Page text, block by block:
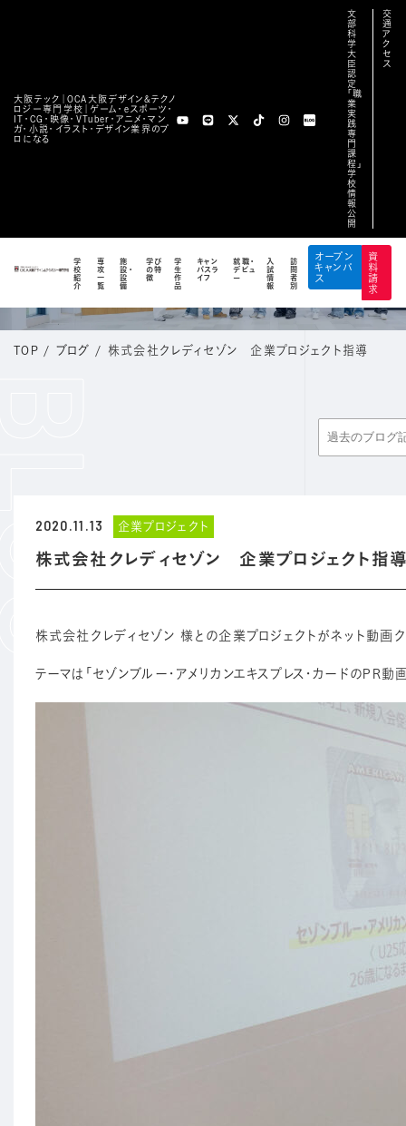
大阪テック｜OCA⼤阪デザイン&テクノ
ロジー専⾨学校｜ゲーム・eスポーツ・
IT・CG・映像・VTuber・アニメ・マン
ガ・小説・イラスト・デザイン業界のプ
ロになる
文
部
科
学
大
臣
認
定
「職
業
実
践
専
門
課
程」
学
校
情
報
公
開
交
通
ア
ク
セ
ス
学
校
紹
介
専
攻
一
覧
施
設・
設
備
学び
の特
徴
学
生
作
品
キャン
パスラ
イフ
就職・
デビュ
ー
入
試
情
報
訪
問
者
別
オープン
キャンパ
ス
資
料
請
求
BLOG
公式ブログ
TOP / ブログ / 株式会社クレディセゾン 企業プロジェクト指導
2020.11.13 企業プロジェクト
株式会社クレディセゾン 企業プロジェクト指
株式会社クレディセゾン 様との企業プロジェクトがネット動画
テーマは「セゾンブルー・アメリカンエキスプレス・カードのPR動